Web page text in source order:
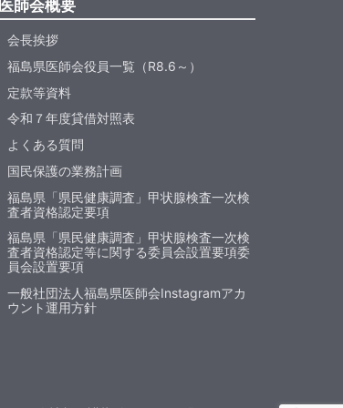
医師会概要
会長挨拶
福島県医師会役員一覧（R8.6～）
定款等資料
令和７年度貸借対照表
よくある質問
国民保護の業務計画
福島県「県民健康調査」甲状腺検査一次検
査者資格認定要項
福島県「県民健康調査」甲状腺検査一次検
査者資格認定等に関する委員会設置要項委
員会設置要項
一般社団法人福島県医師会Instagramアカ
ウント運用方針